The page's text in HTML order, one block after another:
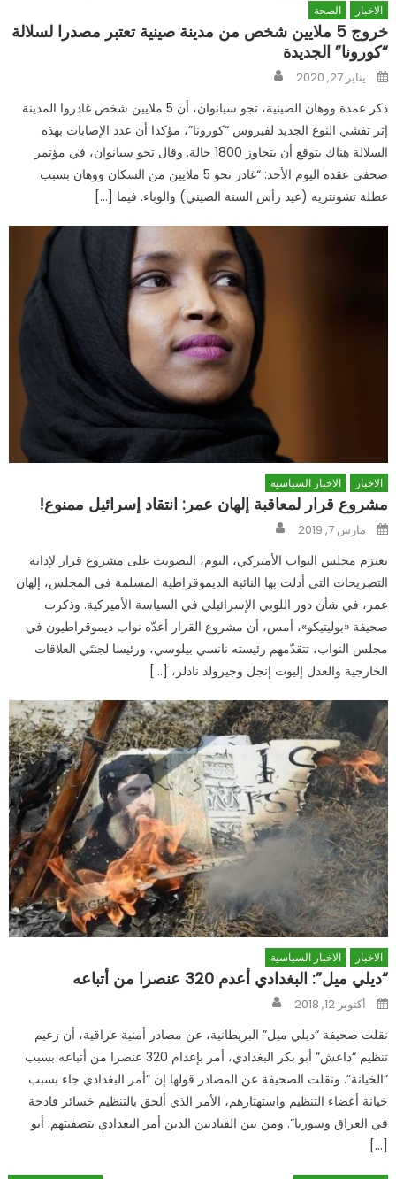
الاخبار الصحة
خروج 5 ملايين شخص من مدينة صينية تعتبر مصدرا لسلالة
“كورونا” الجديدة
Posted
onيناير 27, 2020
ذكر عمدة ووهان الصينية، تجو سيانوان، أن 5 ملايين شخص غادروا المدينة
إثر تفشي النوع الجديد لفيروس “كورونا”، مؤكدا أن عدد الإصابات بهذه
السلالة هناك يتوقع أن يتجاوز 1800 حالة. وقال تجو سيانوان، في مؤتمر
صحفي عقده اليوم الأحد: “غادر نحو 5 ملايين من السكان ووهان بسبب
عطلة تشونتزيه (عيد رأس السنة الصيني) والوباء. فيما […]
الاخبار الاخبار السياسية
مشروع قرار لمعاقبة إلهان عمر: انتقاد إسرائيل ممنوع!
Posted
onمارس 7, 2019
يعتزم مجلس النواب الأميركي، اليوم، التصويت على مشروع قرار لإدانة
التصريحات التي أدلت بها النائبة الديموقراطية المسلمة في المجلس، إلهان
عمر، في شأن دور اللوبي الإسرائيلي في السياسة الأميركية. وذكرت
صحيفة «بوليتيكو»، أمس، أن مشروع القرار أعدّه نواب ديموقراطيون في
مجلس النواب، تتقدّمهم رئيسته نانسي بيلوسي، ورئيسا لجنتَي العلاقات
الخارجية والعدل إليوت إنجل وجيرولد نادلر، […]
الاخبار الاخبار السياسية
“ديلي ميل”: البغدادي أعدم 320 عنصرا من أتباعه
Posted
onأكتوبر 12, 2018
نقلت صحيفة “ديلي ميل” البريطانية، عن مصادر أمنية عراقية، أن زعيم
تنظيم “داعش” أبو بكر البغدادي، أمر بإعدام 320 عنصرا من أتباعه بسبب
“الخيانة”. ونقلت الصحيفة عن المصادر قولها إن “أمر البغدادي جاء بسبب
خيانة أعضاء التنظيم واستهتارهم، الأمر الذي ألحق بالتنظيم خسائر فادحة
في العراق وسوريا”. ومن بين القياديين الذين أمر البغدادي بتصفيتهم: أبو
[…]